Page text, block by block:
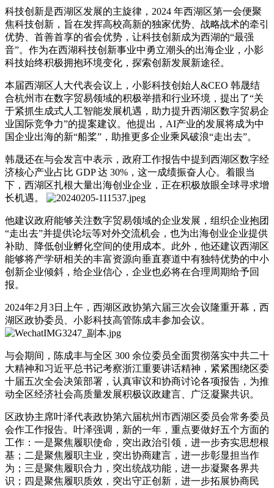
科技创新是西湖区发展的主旋律，2024 年西湖区第一会便聚
焦科技创新，旨在发挥高校高新的独家优势、战略战术的牵引
优势、首善首享的省会优势，让科技创新成为西湖的“最强
音”。作为在西湖科技创新事业中勇立潮头的出海企业，小影
科技始终积极拥抱环境变化，探索创新发展新途径。
本届西湖区人大代表会议上，小影科技创始人&CEO 韩晟结
合杭州市在数字贸易领域的积极举措和行业环境，提出了“关
于紧抓生成式人工智能发展机遇，助力提升西湖区数字贸易企
业国际竞争力”的提案建议。他提出，AI产业的发展将成为中
国企业出海的新“船桨”，助推更多企业乘风破浪“走出去”。
韩晟还在与会发言中表示，政府工作报告中提到西湖区数字经
济核心产业占比 GDP 达 30%，这一成绩振奋人心。着眼当
下，西湖区扎根大量出海创业企业，正在积极放眼全球寻求增
长机遇。
他建议政府能够关注数字贸易领域的企业发展，组织企业抱团
“走出去”并提供论坛等对外交流机会，也为出海创业企业提供
补助、降低创业孵化空间的使用成本。此外，他还建议西湖区
能够将产学研相关的丰富资源向垂直赛道中有独特优势的中小
创新企业倾斜，给企业信心，企业也必将在合理周期给予回
报。
2024年2月3日上午，西湖区政协第六届三次会议隆重开幕，西
湖区政协委员、小影科技高管陈成丰参加会议。
与会期间，陈成丰与全区 300 余位委员全面贯彻落实中共二十
大精神和习近平总书记考察浙江重要讲话精神，紧紧围绕区委
十届五次全会决策部署，认真审议和协商讨论各项报告，为推
动全区经济社会高质量发展积极议政建言、广泛凝聚共识。
区政协主席叶泽代表政协第六届杭州市西湖区委员会常务委员
会作工作报告。叶泽强调，新的一年，重点要做好五个方面的
工作：一是聚焦履职使命，突出政治引领，进一步夯实思想根
基；二是聚焦履职主业，突出协商建言，进一步彰显担当作
为；三是聚焦履职合力，突出统战功能，进一步凝聚各界共
识；四是聚焦履职质效，突出守正创新，进一步拓展协商民